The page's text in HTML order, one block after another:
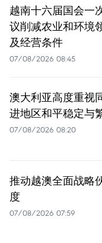
越南十六届国会一
议削减农业和环境
及经营条件
07/08/2026 08:45
澳大利亚高度重视
进地区和平稳定与
07/08/2026 08:20
推动越澳全面战略
度
07/08/2026 07:59